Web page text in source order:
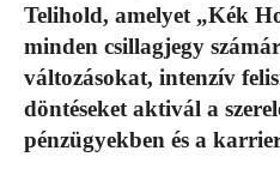
Telihold, amelyet „Kék
minden csillagjegy
változásokat, intenzív
döntéseket aktivál a
pénzügyekben és a